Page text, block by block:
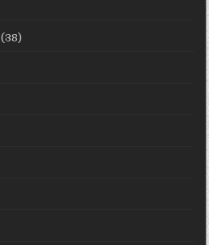
(38)